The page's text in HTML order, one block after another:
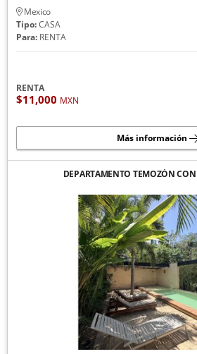
Mexico
Tipo:CASA
Para:RENTA
RENTA
$11,000 MXN
Más información
DEPARTAMENTO TEMOZÓN